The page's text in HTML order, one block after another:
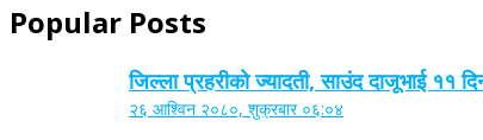
Popular Posts
जिल्ला प्रहरीको ज्यादती, साउंद दाजूभाई ११
२६ आश्विन २०८०, शुक्रबार ०६:०४